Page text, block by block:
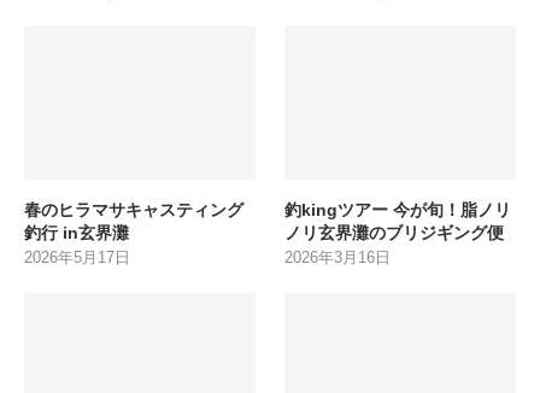
春のヒラマサキャスティング
釣行 in玄界灘
2026年5月17日
釣kingツアー 今が旬！脂ノリ
ノリ玄界灘のブリジギング便
2026年3月16日